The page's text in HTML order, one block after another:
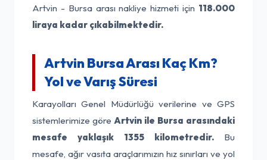
Artvin - Bursa arası nakliye hizmeti için 118.000
liraya kadar çıkabilmektedir.
Artvin Bursa Arası Kaç Km?
Yol ve Varış Süresi
Karayolları Genel Müdürlüğü verilerine ve GPS
sistemlerimize göre Artvin ile Bursa arasındaki
mesafe yaklaşık 1355 kilometredir. Bu
mesafe, ağır vasıta araçlarımızın hız sınırları ve yol